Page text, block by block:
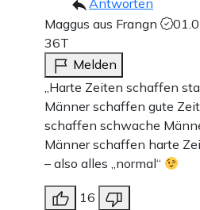
Antworten
Maggus aus Frangn
36T
Melden
„Harte Zeiten schaffen
Männer schaffen gute
schaffen schwache
Männer schaffen harte
– also alles „normal“
16